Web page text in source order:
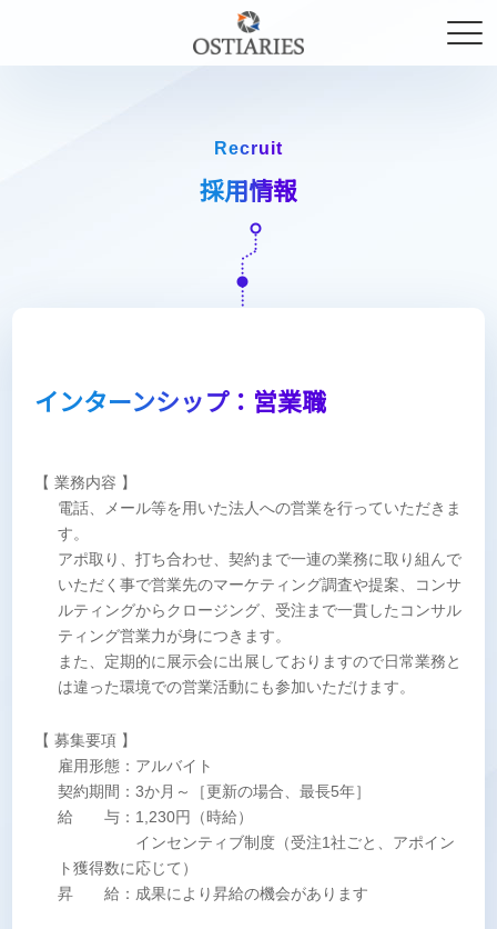
Recruit
採用情報
インターンシップ：営業職
【 業務内容 】
電話、メール等を用いた法人への営業を行っていただきま
す。
アポ取り、打ち合わせ、契約まで一連の業務に取り組んで
いただく事で営業先のマーケティング調査や提案、コンサ
ルティングからクロージング、受注まで一貫したコンサル
ティング営業力が身につきます。
また、定期的に展示会に出展しておりますので日常業務と
は違った環境での営業活動にも参加いただけます。
【 募集要項 】
雇用形態：アルバイト
契約期間：3か月～［更新の場合、最長5年］
給 与：1,230円（時給）
インセンティブ制度（受注1社ごと、アポイン
ト獲得数に応じて）
昇 給：成果により昇給の機会があります